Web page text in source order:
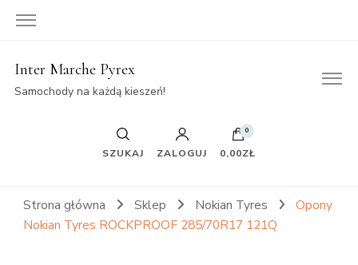
Inter Marche Pyrex
Samochody na każdą kieszeń!
SZUKAJ ZALOGUJ
0
0,00ZŁ
Strona główna Sklep Nokian Tyres
Opony
Nokian Tyres ROCKPROOF 285/70R17 121Q